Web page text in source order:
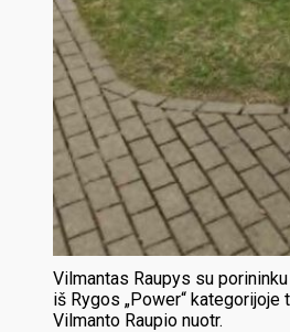
Vilmantas Raupys su
iš Rygos „Power“ kategorijoje
Vilmanto Raupio nuotr.